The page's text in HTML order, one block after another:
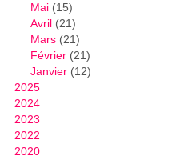
Mai (15)
Avril (21)
Mars (21)
Février (21)
Janvier (12)
2025
2024
2023
2022
2020